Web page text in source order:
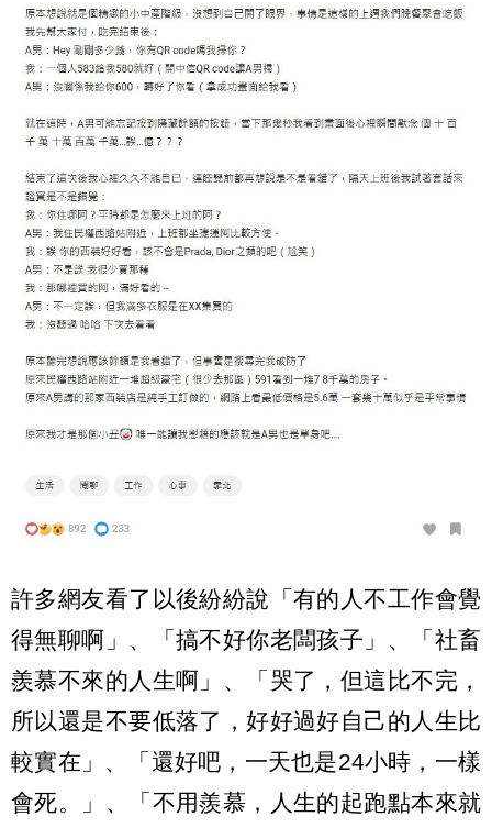
許多網友看了以後紛紛說「有的人不工作會覺
得無聊啊」、「搞不好你老闆孩子」、「社畜
羨慕不來的人生啊」、「哭了，但這比不完，
所以還是不要低落了，好好過好自己的人生比
較實在」、「還好吧，一天也是24小時，一樣
會死。」、「不用羨慕，人生的起跑點本來就